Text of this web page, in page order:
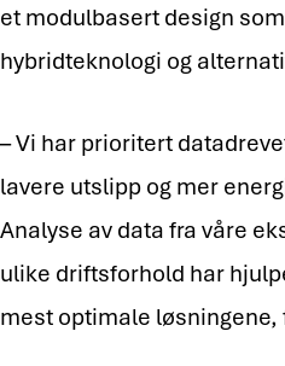
et modulbasert design
hybridteknologi og
– Vi har prioritert
lavere utslipp og mer
Analyse av data fra våre
ulike driftsforhold har
mest optimale